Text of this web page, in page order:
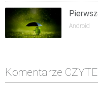
Android
Komentarze